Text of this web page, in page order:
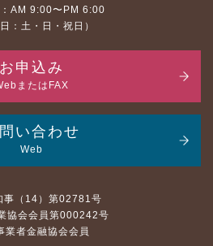
AM 9:00〜PM 6:00
日：土・日・祝日）
お申込み
またはFAX
い合わせ
Web
事（14）第02781号
協会会員第000242号
業者金融協会会員